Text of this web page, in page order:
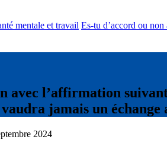
mentale et travail Es-tu d’accord ou
avec l’affirmation
jamais un échange
2024